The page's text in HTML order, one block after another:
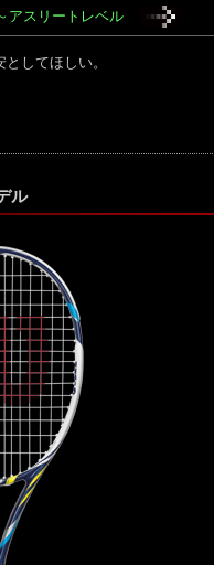
アスリートレベル
してほしい。
ル